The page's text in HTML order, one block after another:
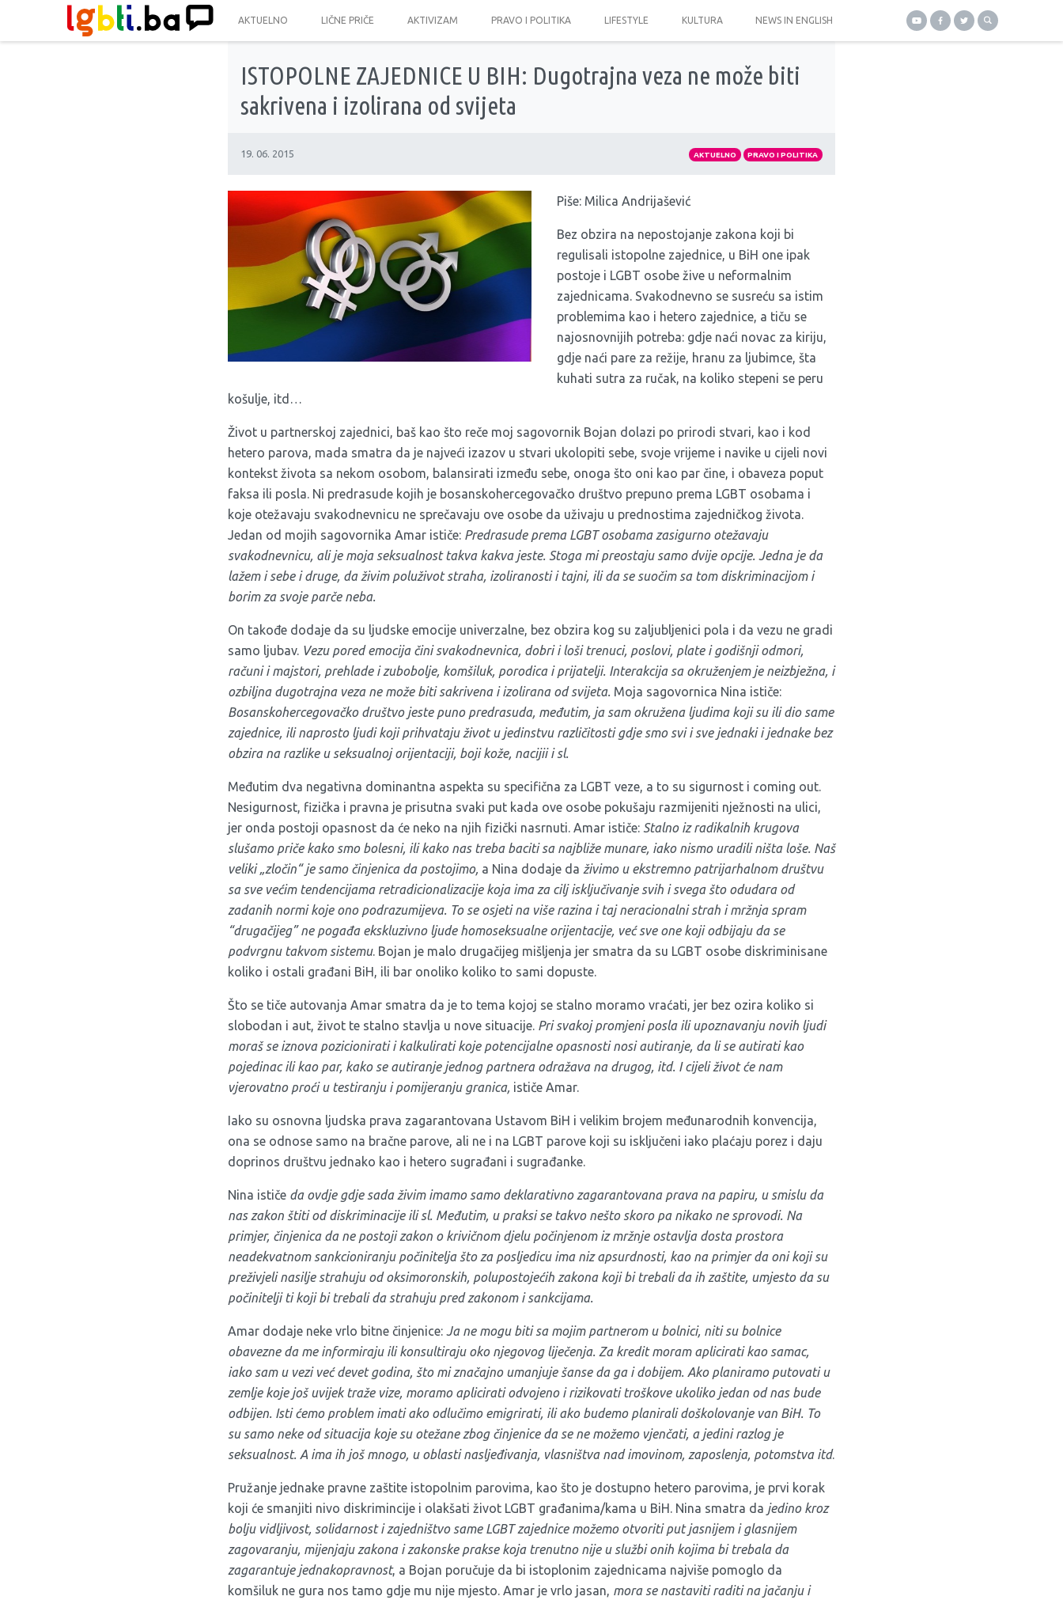
AKTUELNO LIČNE PRIČE AKTIVIZAM PRAVO I POLITIKA LIFESTYLE KULTURA NEWS IN ENGLISH
ISTOPOLNE ZAJEDNICE U BIH: Dugotrajna veza ne može biti
sakrivena i izolirana od svijeta
19. 06. 2015 AKTUELNO PRAVO I POLITIKA
Piše: Milica Andrijašević
Bez obzira na nepostojanje zakona koji bi
regulisali istopolne zajednice, u BiH one ipak
postoje i LGBT osobe žive u neformalnim
zajednicama. Svakodnevno se susreću sa istim
problemima kao i hetero zajednice, a tiču se
najosnovnijih potreba: gdje naći novac za kiriju,
gdje naći pare za režije, hranu za ljubimce, šta
kuhati sutra za ručak, na koliko stepeni se peru
košulje, itd…
Život u partnerskoj zajednici, baš kao što reče moj sagovornik Bojan dolazi po prirodi stvari, kao i kod
hetero parova, mada smatra da je najveći izazov u stvari ukolopiti sebe, svoje vrijeme i navike u cijeli novi
kontekst života sa nekom osobom, balansirati između sebe, onoga što oni kao par čine, i obaveza poput
faksa ili posla. Ni predrasude kojih je bosanskohercegovačko društvo prepuno prema LGBT osobama i
koje otežavaju svakodnevnicu ne sprečavaju ove osobe da uživaju u prednostima zajedničkog života.
Jedan od mojih sagovornika Amar ističe: Predrasude prema LGBT osobama zasigurno otežavaju
svakodnevnicu, ali je moja seksualnost takva kakva jeste. Stoga mi preostaju samo dvije opcije. Jedna je da
lažem i sebe i druge, da živim poluživot straha, izoliranosti i tajni, ili da se suočim sa tom diskriminacijom i
borim za svoje parče neba.
On takođe dodaje da su ljudske emocije univerzalne, bez obzira kog su zaljubljenici pola i da vezu ne gradi
samo ljubav. Vezu pored emocija čini svakodnevnica, dobri i loši trenuci, poslovi, plate i godišnji odmori,
računi i majstori, prehlade i zubobolje, komšiluk, porodica i prijatelji. Interakcija sa okruženjem je neizbježna, i
ozbiljna dugotrajna veza ne može biti sakrivena i izolirana od svijeta. Moja sagovornica Nina ističe:
Bosanskohercegovačko društvo jeste puno predrasuda, međutim, ja sam okružena ljudima koji su ili dio same
zajednice, ili naprosto ljudi koji prihvataju život u jedinstvu različitosti gdje smo svi i sve jednaki i jednake bez
obzira na razlike u seksualnoj orijentaciji, boji kože, nacijii i sl.
Međutim dva negativna dominantna aspekta su specifična za LGBT veze, a to su sigurnost i coming out.
Nesigurnost, fizička i pravna je prisutna svaki put kada ove osobe pokušaju razmijeniti nježnosti na ulici,
jer onda postoji opasnost da će neko na njih fizički nasrnuti. Amar ističe: Stalno iz radikalnih krugova
slušamo priče kako smo bolesni, ili kako nas treba baciti sa najbliže munare, iako nismo uradili ništa loše. Naš
veliki „zločin“ je samo činjenica da postojimo, a Nina dodaje da živimo u ekstremno patrijarhalnom društvu
sa sve većim tendencijama retradicionalizacije koja ima za cilj isključivanje svih i svega što odudara od
zadanih normi koje ono podrazumijeva. To se osjeti na više razina i taj neracionalni strah i mržnja spram
“drugačijeg” ne pogađa ekskluzivno ljude homoseksualne orijentacije, već sve one koji odbijaju da se
podvrgnu takvom sistemu. Bojan je malo drugačijeg mišljenja jer smatra da su LGBT osobe diskriminisane
koliko i ostali građani BiH, ili bar onoliko koliko to sami dopuste.
Što se tiče autovanja Amar smatra da je to tema kojoj se stalno moramo vraćati, jer bez ozira koliko si
slobodan i aut, život te stalno stavlja u nove situacije. Pri svakoj promjeni posla ili upoznavanju novih ljudi
moraš se iznova pozicionirati i kalkulirati koje potencijalne opasnosti nosi autiranje, da li se autirati kao
pojedinac ili kao par, kako se autiranje jednog partnera odražava na drugog, itd. I cijeli život će nam
vjerovatno proći u testiranju i pomijeranju granica, ističe Amar.
Iako su osnovna ljudska prava zagarantovana Ustavom BiH i velikim brojem međunarodnih konvencija,
ona se odnose samo na bračne parove, ali ne i na LGBT parove koji su isključeni iako plaćaju porez i daju
doprinos društvu jednako kao i hetero sugrađani i sugrađanke.
Nina ističe da ovdje gdje sada živim imamo samo deklarativno zagarantovana prava na papiru, u smislu da
nas zakon štiti od diskriminacije ili sl. Međutim, u praksi se takvo nešto skoro pa nikako ne sprovodi. Na
primjer, činjenica da ne postoji zakon o krivičnom djelu počinjenom iz mržnje ostavlja dosta prostora
neadekvatnom sankcioniranju počinitelja što za posljedicu ima niz apsurdnosti, kao na primjer da oni koji su
preživjeli nasilje strahuju od oksimoronskih, polupostojećih zakona koji bi trebali da ih zaštite, umjesto da su
počinitelji ti koji bi trebali da strahuju pred zakonom i sankcijama.
Amar dodaje neke vrlo bitne činjenice: Ja ne mogu biti sa mojim partnerom u bolnici, niti su bolnice
obavezne da me informiraju ili konsultiraju oko njegovog liječenja. Za kredit moram aplicirati kao samac,
iako sam u vezi već devet godina, što mi značajno umanjuje šanse da ga i dobijem. Ako planiramo putovati u
zemlje koje još uvijek traže vize, moramo aplicirati odvojeno i rizikovati troškove ukoliko jedan od nas bude
odbijen. Isti ćemo problem imati ako odlučimo emigrirati, ili ako budemo planirali doškolovanje van BiH. To
su samo neke od situacija koje su otežane zbog činjenice da se ne možemo vjenčati, a jedini razlog je
seksualnost. A ima ih još mnogo, u oblasti nasljeđivanja, vlasništva nad imovinom, zaposlenja, potomstva itd.
Pružanje jednake pravne zaštite istopolnim parovima, kao što je dostupno hetero parovima, je prvi korak
koji će smanjiti nivo diskrimincije i olakšati život LGBT građanima/kama u BiH. Nina smatra da jedino kroz
bolju vidljivost, solidarnost i zajedništvo same LGBT zajednice možemo otvoriti put jasnijem i glasnijem
zagovaranju, mijenjaju zakona i zakonske prakse koja trenutno nije u službi onih kojima bi trebala da
zagarantuje jednakopravnost, a Bojan poručuje da bi istoplonim zajednicama najviše pomoglo da
komšiluk ne gura nos tamo gdje mu nije mjesto. Amar je vrlo jasan, mora se nastaviti raditi na jačanju i